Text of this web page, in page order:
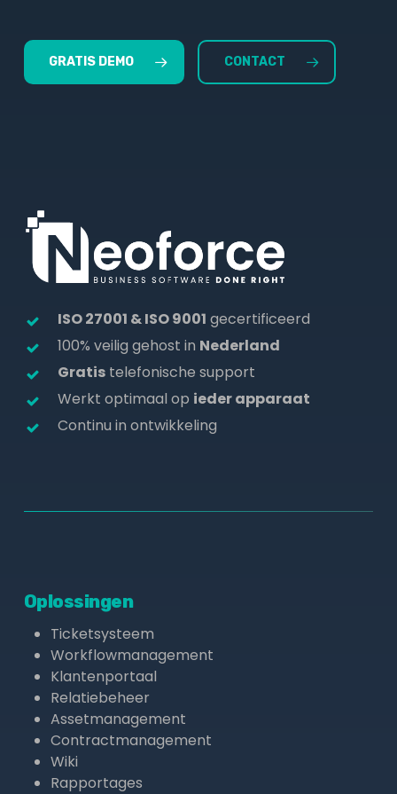
GRATIS DEMO CONTACT
ISO 27001 & ISO 9001 gecertificeerd
100% veilig gehost in Nederland
Gratistelefonische support
Werkt optimaal op ieder apparaat
Continu in ontwikkeling
Oplossingen
Ticketsysteem
Workflowmanagement
Klantenportaal
Relatiebeheer
Assetmanagement
Contractmanagement
Wiki
Rapportages